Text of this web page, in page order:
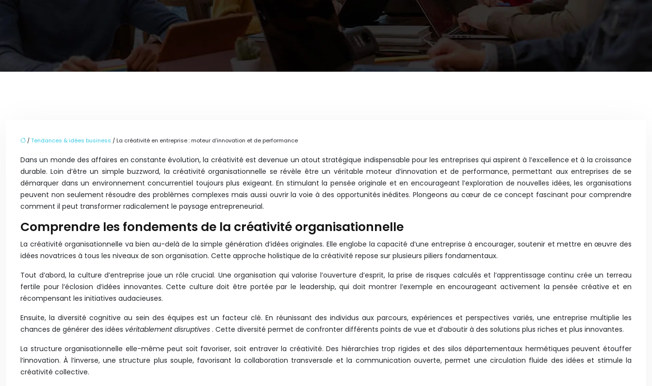
/Tendances & idées business / La créativité en entreprise : moteur d’innovation et de performance
Dans un monde des affaires en constante évolution, la créativité est devenue un atout stratégique indispensable pour les entreprises qui aspirent à l’excellence et à la croissance
durable. Loin d’être un simple buzzword, la créativité organisationnelle se révèle être un véritable moteur d’innovation et de performance, permettant aux entreprises de se
démarquer dans un environnement concurrentiel toujours plus exigeant. En stimulant la pensée originale et en encourageant l’exploration de nouvelles idées, les organisations
peuvent non seulement résoudre des problèmes complexes mais aussi ouvrir la voie à des opportunités inédites. Plongeons au cœur de ce concept fascinant pour comprendre
comment il peut transformer radicalement le paysage entrepreneurial.
Comprendre les fondements de la créativité organisationnelle
La créativité organisationnelle va bien au-delà de la simple génération d’idées originales. Elle englobe la capacité d’une entreprise à encourager, soutenir et mettre en œuvre des
idées novatrices à tous les niveaux de son organisation. Cette approche holistique de la créativité repose sur plusieurs piliers fondamentaux.
Tout d’abord, la culture d’entreprise joue un rôle crucial. Une organisation qui valorise l’ouverture d’esprit, la prise de risques calculés et l’apprentissage continu crée un terreau
fertile pour l’éclosion d’idées innovantes. Cette culture doit être portée par le leadership, qui doit montrer l’exemple en encourageant activement la pensée créative et en
récompensant les initiatives audacieuses.
Ensuite, la diversité cognitive au sein des équipes est un facteur clé. En réunissant des individus aux parcours, expériences et perspectives variés, une entreprise multiplie les
chances de générer des idées véritablement disruptives . Cette diversité permet de confronter différents points de vue et d’aboutir à des solutions plus riches et plus innovantes.
La structure organisationnelle elle-même peut soit favoriser, soit entraver la créativité. Des hiérarchies trop rigides et des silos départementaux hermétiques peuvent étouffer
l’innovation. À l’inverse, une structure plus souple, favorisant la collaboration transversale et la communication ouverte, permet une circulation fluide des idées et stimule la
créativité collective.